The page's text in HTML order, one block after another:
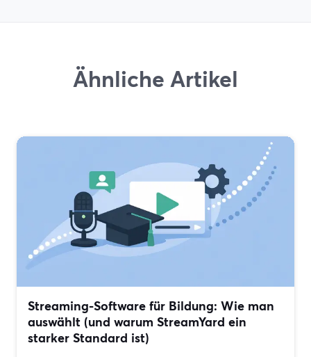
Ähnliche Artikel
Streaming-Software für Bildung: Wie man
auswählt (und warum StreamYard ein
starker Standard ist)